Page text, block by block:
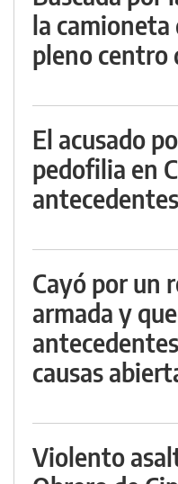
la camioneta
pleno centro
El acusado
pedofilia en
Cayó por un
armada y
causas
Violento